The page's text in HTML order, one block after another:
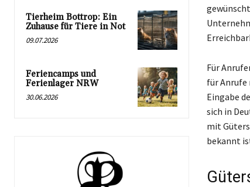
Tierheim Bottrop: Ein
Zuhause für Tiere in Not
09.07.2026
Feriencamps und
Ferienlager NRW
30.06.2026
Für
für Anrufe
Eingabe
sich in
mit
bekannt